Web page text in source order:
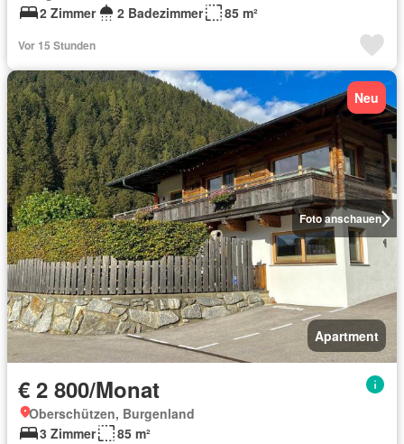
2 Zimmer
2 Badezimmer 85 m²
Vor 15 Stunden
Foto anschauen
Neu
Apartment
€ 2 800/Monat
Oberschützen, Burgenland
3 Zimmer
85 m²